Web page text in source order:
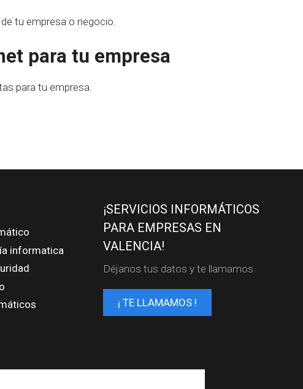
tu empresa o negocio.
para tu empresa
para tu empresa.
informatica
¡SERVICIOS INFORMÁTICOS
PARA EMPRESAS EN
VALENCIA!
Déjanos tus datos y te llamamos.
¡ TE LLAMAMOS !